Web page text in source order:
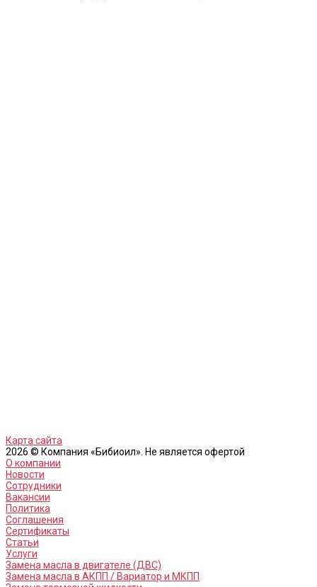
Карта сайта
2026 © Компания «Бибиоил». Не является офертой
О компании
Новости
Сотрудники
Вакансии
Политика
Соглашения
Сертификаты
Статьи
Услуги
Замена масла в двигателе (ДВС)
Замена масла в АКПП / Вариатор и МКПП